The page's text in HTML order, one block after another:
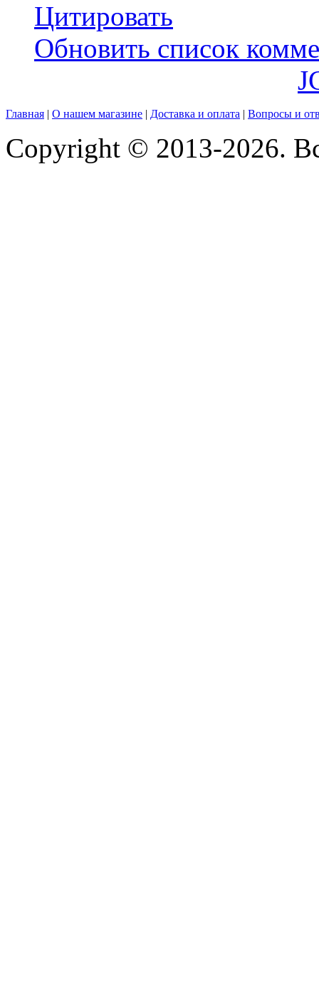
Цитировать
Обновить список
Главная | О нашем магазине | Доставка и оплата | Вопросы и
Copyright © 2013-2026.